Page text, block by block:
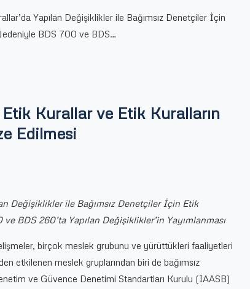
Yapılan Değişiklikler ile Bağımsız Denetçiler İçin
BDS 700 ve BDS…
Kurallar ve Etik Kuralların
Edilmesi
Değişiklikler ile Bağımsız Denetçiler İçin Etik
BDS 260’ta Yapılan Değişiklikler’in Yayımlanması
birçok meslek grubunu ve yürüttükleri faaliyetleri
etkilenen meslek gruplarından biri de bağımsız
ve Güvence Denetimi Standartları Kurulu (IAASB)